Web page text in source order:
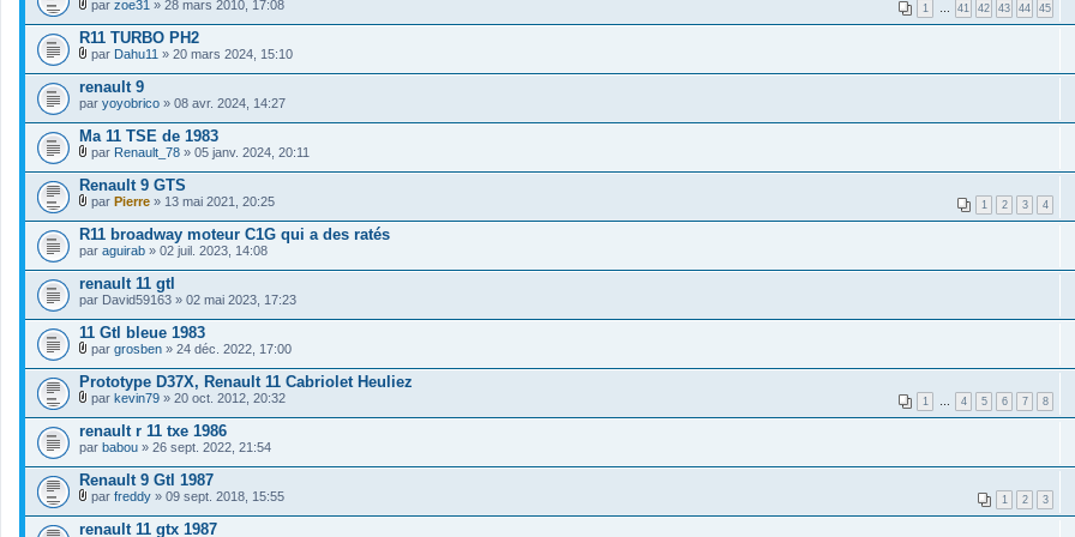
)
n
t
(
s
)
o
i
n
t
(
s
h
i
e
r
s
)
j
o
i
n
t
(
s
)
1 … 41 42 43 44 45
F
i
c
h
i
e
r
s
)
o
i
n
t
(
s
par zoe31 » 28 mars 2010, 17:08
R11 TURBO PH2
F
i
c
h
i
e
r
s
)
o
i
n
t
(
s
par Dahu11 » 20 mars 2024, 15:10
renault 9
par yoyobrico » 08 avr. 2024, 14:27
Ma 11 TSE de 1983
F
i
c
h
i
e
r
s
)
j
o
i
n
t
(
s
)
par Renault_78 » 05 janv. 2024, 20:11
Renault 9 GTS
1 2 3 4
F
i
c
h
i
e
r
s
)
o
i
n
t
(
s
par Pierre » 13 mai 2021, 20:25
R11 broadway moteur C1G qui a des ratés
par aguirab » 02 juil. 2023, 14:08
renault 11 gtl
par David59163 » 02 mai 2023, 17:23
11 Gtl bleue 1983
F
i
c
h
i
e
r
s
)
o
i
par grosben » 24 déc. 2022, 17:00
Prototype D37X, Renault 11 Cabriolet Heuliez
1 … 4 5 6 7 8
F
c
h
i
e
r
s
par kevin79 » 20 oct. 2012, 20:32
renault r 11 txe 1986
par babou » 26 sept. 2022, 21:54
Renault 9 Gtl 1987
1 2 3
F
par freddy » 09 sept. 2018, 15:55
renault 11 gtx 1987